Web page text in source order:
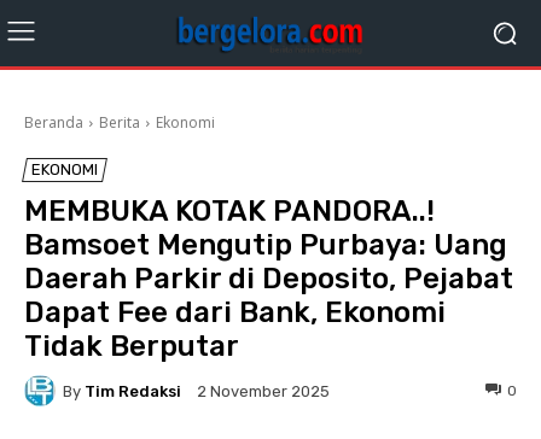
Beranda Berita Ekonomi
EKONOMI
MEMBUKA KOTAK PANDORA..!
Bamsoet Mengutip Purbaya: Uang
Daerah Parkir di Deposito, Pejabat
Dapat Fee dari Bank, Ekonomi
Tidak Berputar
By Tim Redaksi 2 November 2025 0